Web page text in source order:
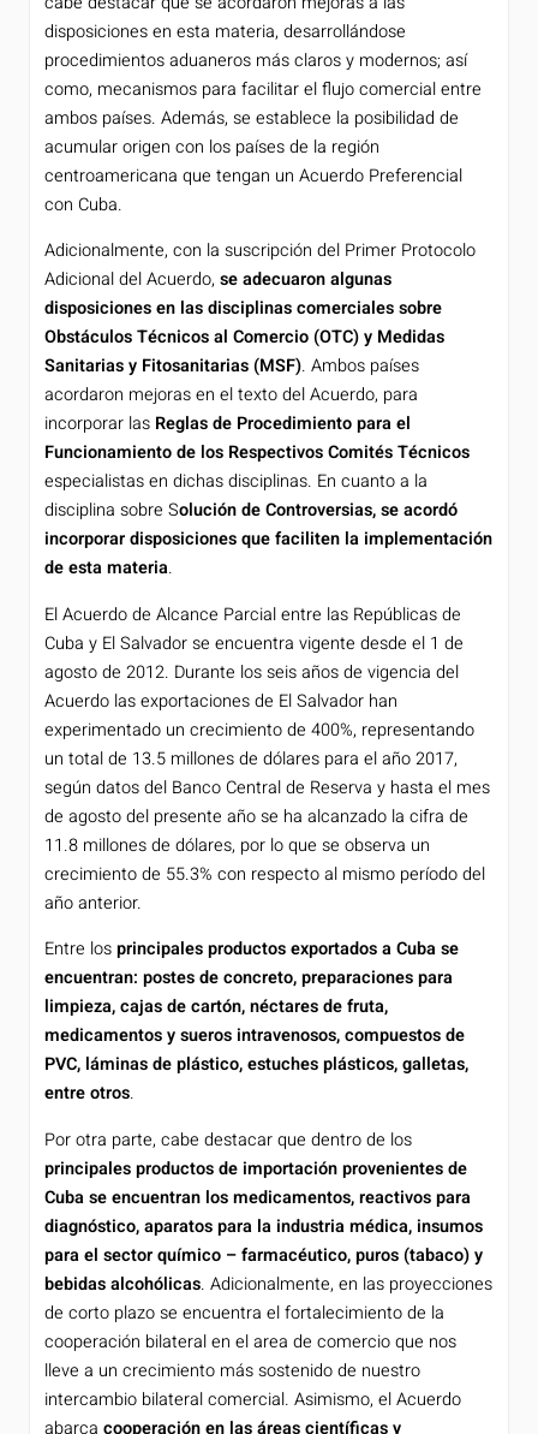
disposiciones en esta materia, desarrollándose
procedimientos aduaneros más claros y modernos; así
como, mecanismos para facilitar el flujo comercial entre
ambos países. Además, se establece la posibilidad de
acumular origen con los países de la región
centroamericana que tengan un Acuerdo Preferencial
con Cuba.
Adicionalmente, con la suscripción del Primer Protocolo
Adicional del Acuerdo, se adecuaron algunas
disposiciones en las disciplinas comerciales sobre
Obstáculos Técnicos al Comercio (OTC) y Medidas
Sanitarias y Fitosanitarias (MSF). Ambos países
acordaron mejoras en el texto del Acuerdo, para
incorporar las Reglas de Procedimiento para el
Funcionamiento de los Respectivos Comités Técnicos
especialistas en dichas disciplinas. En cuanto a la
disciplina sobre Solución de Controversias, se acordó
incorporar disposiciones que faciliten la implementación
de esta materia.
El Acuerdo de Alcance Parcial entre las Repúblicas de
Cuba y El Salvador se encuentra vigente desde el 1 de
agosto de 2012. Durante los seis años de vigencia del
Acuerdo las exportaciones de El Salvador han
experimentado un crecimiento de 400%, representando
un total de 13.5 millones de dólares para el año 2017,
según datos del Banco Central de Reserva y hasta el mes
de agosto del presente año se ha alcanzado la cifra de
11.8 millones de dólares, por lo que se observa un
crecimiento de 55.3% con respecto al mismo período del
año anterior.
Entre losprincipales productos exportados a Cuba se
encuentran: postes de concreto, preparaciones para
limpieza, cajas de cartón, néctares de fruta,
medicamentos y sueros intravenosos, compuestos de
PVC, láminas de plástico, estuches plásticos, galletas,
entre otros.
Por otra parte, cabe destacar que dentro de los
principales productos de importación provenientes de
Cuba se encuentran los medicamentos, reactivos para
diagnóstico, aparatos para la industria médica, insumos
para el sector químico – farmacéutico, puros (tabaco) y
bebidas alcohólicas. Adicionalmente, en las proyecciones
de corto plazo se encuentra el fortalecimiento de la
cooperación bilateral en el area de comercio que nos
lleve a un crecimiento más sostenido de nuestro
intercambio bilateral comercial. Asimismo, el Acuerdo
abarca cooperación en las áreas científicas y